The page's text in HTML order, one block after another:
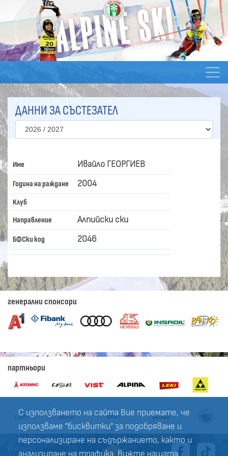
С използването на сайта Вие приемате, че
използваме "бисквитки" за подобряване и
персонализиране на съдържанието, както и
анализиране на трафика. Вижте нашата
ДАННИ ЗА СЪСТЕЗАТЕЛ
Име Ивайло ГЕОРГИЕВ
Година на раждане 2004
Клуб
Направление Алпийски ски
БФСки код 2046
генерални спонсори
партньори